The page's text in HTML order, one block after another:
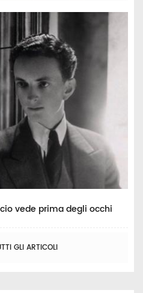
vede prima degli occhi
GLI ARTICOLI